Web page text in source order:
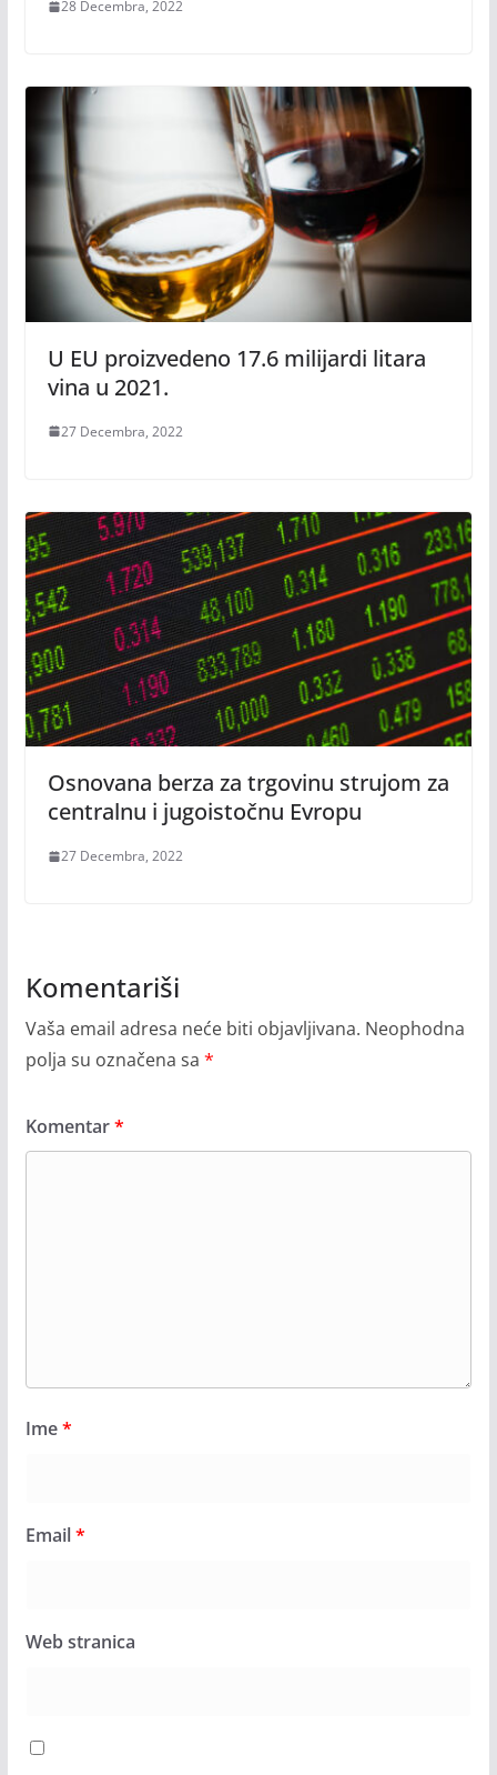
28 Decembra, 2022
U EU proizvedeno 17.6 milijardi litara
vina u 2021.
27 Decembra, 2022
Osnovana berza za trgovinu strujom za
centralnu i jugoistočnu Evropu
27 Decembra, 2022
Komentariši
Vaša email adresa neće biti objavljivana. Neophodna
polja su označena sa *
Komentar*
Ime*
Email*
Web stranica